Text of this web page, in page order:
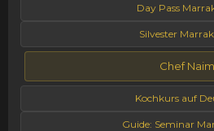
Day Pass
Silvester
Chef
Kochkurs auf
Guide: Seminar